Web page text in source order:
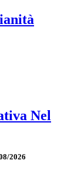
Nel
2026